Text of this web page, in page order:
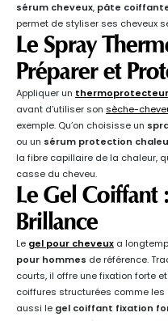
sérum cheveux, pâte
permet de styliser ses cheveux
Le Spray
Préparer et
Appliquer un
avant d’utiliser son sèche-
exemple. Qu’on choisisse un
ou un sérum protection
la fibre capillaire de la chaleur,
casse du cheveu.
Le Gel Coiffant
Brillance
Le gel pour cheveux a
pour hommes de référence.
courts, il offre une fixation forte
coiffures structurées comme
aussi le gel coiffant fixation